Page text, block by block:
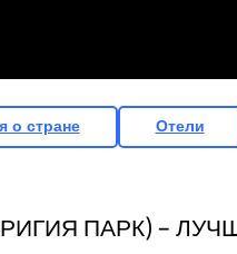
о стране Отели
ПАРК) –